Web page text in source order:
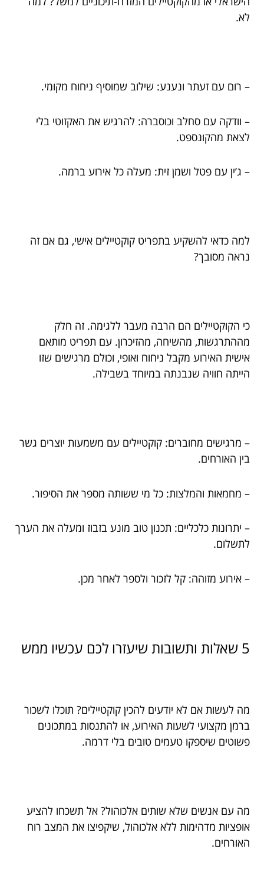
לא.
– רום עם זעתר ונענע: שילוב שמוסיף ניחוח מקומי.
– וודקה עם סחלב וכוסברה: להרגיש את האקזוטי בלי
לצאת מהקונספט.
– ג’ין עם פטל ושמן זית: מעלה כל אירוע ברמה.
למה כדאי להשקיע בתפריט קוקטיילים אישי, גם אם זה
נראה מסובך?
כי הקוקטיילים הם הרבה מעבר ללגימה. זה חלק
מההתרגשות, מהשיחה, מהזיכרון. עם תפריט מותאם
אישית האירוע מקבל ניחוח ואופי, וכולם מרגישים שזו
הייתה חוויה שנבנתה במיוחד בשבילה.
– מרגישים מחוברים: קוקטיילים עם משמעות יוצרים גשר
בין האורחים.
– מחמאות והמלצות: כל מי ששותה מספר את הסיפור.
– יתרונות כלכליים: תכנון טוב מונע בזבוז ומעלה את הערך
לתשלום.
– אירוע מזוהה: קל לזכור ולספר לאחר מכן.
5 שאלות ותשובות שיעזרו לכם עכשיו ממש
מה לעשות אם לא יודעים להכין קוקטיילים? תוכלו לשכור
ברמן מקצועי לשעות האירוע, או להתנסות במתכונים
פשוטים שיספקו טעמים טובים בלי דרמה.
מה עם אנשים שלא שותים אלכוהול? אל תשכחו להציע
אופציות מדהימות ללא אלכוהול, שיקפיצו את המצב רוח
האורחים.